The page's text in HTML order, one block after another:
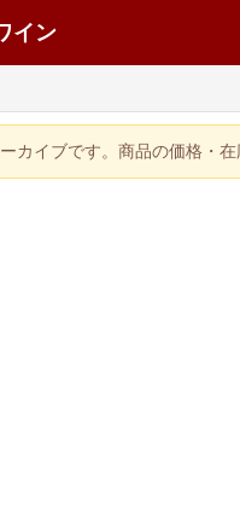
イン
カイブです。商品の価格・